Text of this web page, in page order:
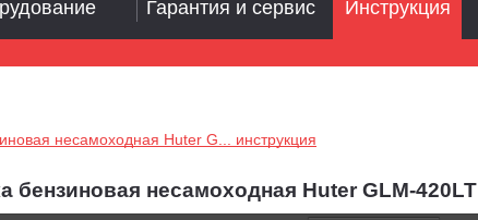
несамоходная Huter G... инструкция
бензиновая несамоходная Huter GLM-420LT
Гарантия и сервис Инструкция